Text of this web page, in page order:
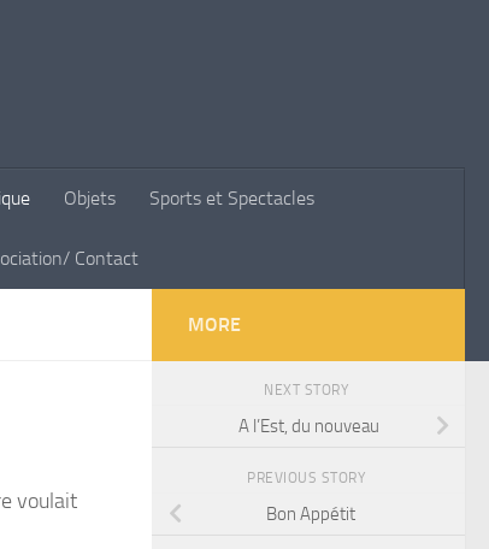
Objets Sports et Spectacles
Contact
voulait
MORE
NEXT STORY
A l’Est, du nouveau
PREVIOUS STORY
Bon Appétit